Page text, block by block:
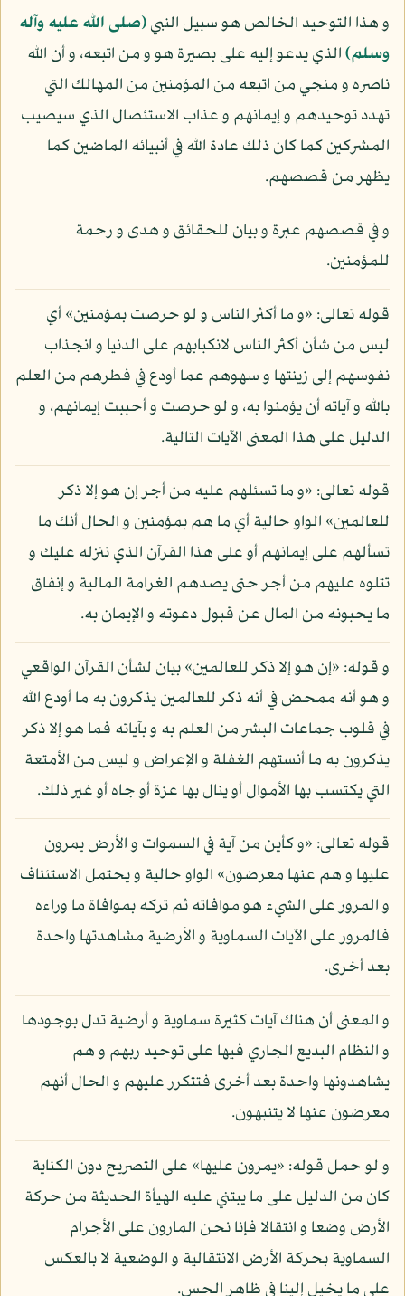
و هذا التوحيد الخالص هو سبيل النبي(صلى الله عليه وآله
وسلم)الذي يدعو إليه على بصيرة هو و من اتبعه، و أن الله
ناصره و منجي من اتبعه من المؤمنين من المهالك التي
تهدد توحيدهم و إيمانهم و عذاب الاستئصال الذي سيصيب
المشركين كما كان ذلك عادة الله في أنبيائه الماضين كما
يظهر من قصصهم.
و في قصصهم عبرة و بيان للحقائق و هدى و رحمة
للمؤمنين.
قوله تعالى: «و ما أكثر الناس و لو حرصت بمؤمنين» أي
ليس من شأن أكثر الناس لانكبابهم على الدنيا و انجذاب
نفوسهم إلى زينتها و سهوهم عما أودع في فطرهم من العلم
بالله و آياته أن يؤمنوا به، و لو حرصت و أحببت إيمانهم، و
الدليل على هذا المعنى الآيات التالية.
قوله تعالى: «و ما تسئلهم عليه من أجر إن هو إلا ذكر
للعالمين» الواو حالية أي ما هم بمؤمنين و الحال أنك ما
تسألهم على إيمانهم أو على هذا القرآن الذي ننزله عليك و
تتلوه عليهم من أجر حتى يصدهم الغرامة المالية و إنفاق
ما يحبونه من المال عن قبول دعوته و الإيمان به.
و قوله: «إن هو إلا ذكر للعالمين» بيان لشأن القرآن الواقعي
و هو أنه ممحض في أنه ذكر للعالمين يذكرون به ما أودع الله
في قلوب جماعات البشر من العلم به و بآياته فما هو إلا ذكر
يذكرون به ما أنستهم الغفلة و الإعراض و ليس من الأمتعة
التي يكتسب بها الأموال أو ينال بها عزة أو جاه أو غير ذلك.
قوله تعالى: «و كأين من آية في السموات و الأرض يمرون
عليها و هم عنها معرضون» الواو حالية و يحتمل الاستئناف
و المرور على الشيء هو موافاته ثم تركه بموافاة ما وراءه
فالمرور على الآيات السماوية و الأرضية مشاهدتها واحدة
بعد أخرى.
و المعنى أن هناك آيات كثيرة سماوية و أرضية تدل بوجودها
و النظام البديع الجاري فيها على توحيد ربهم و هم
يشاهدونها واحدة بعد أخرى فتتكرر عليهم و الحال أنهم
معرضون عنها لا يتنبهون.
و لو حمل قوله: «يمرون عليها» على التصريح دون الكناية
كان من الدليل على ما يبتني عليه الهيأة الحديثة من حركة
الأرض وضعا و انتقالا فإنا نحن المارون على الأجرام
السماوية بحركة الأرض الانتقالية و الوضعية لا بالعكس
على ما يخيل إلينا في ظاهر الحس.